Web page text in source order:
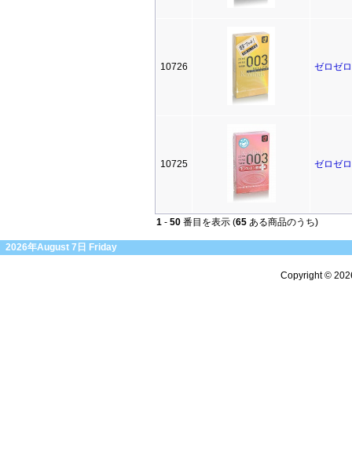
10726 ゼロゼ
10725 ゼロゼ
1 - 50 番目を表示 (65 ある商品のうち)
2026年August 7日 Friday
Copyright ©